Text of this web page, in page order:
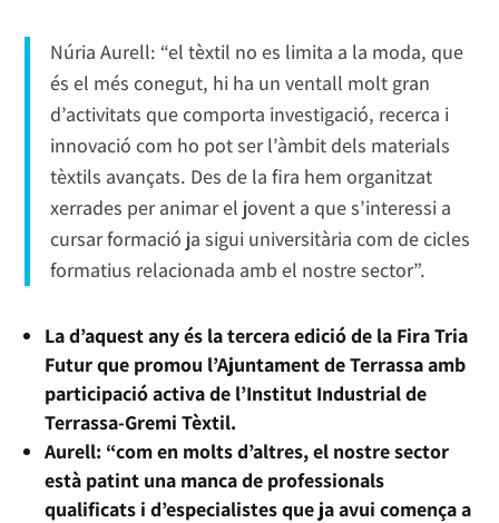
Núria Aurell: “el tèxtil no es limita a la moda, que
és el més conegut, hi ha un ventall molt gran
d’activitats que comporta investigació, recerca i
innovació com ho pot ser l’àmbit dels materials
tèxtils avançats. Des de la fira hem organitzat
xerrades per animar el jovent a que s’interessi a
cursar formació ja sigui universitària com de cicles
formatius relacionada amb el nostre sector”.
La d’aquest any és la tercera edició de la Fira Tria
Futur que promou l’Ajuntament de Terrassa amb
participació activa de l’Institut Industrial de
Terrassa-Gremi Tèxtil.
Aurell: “com en molts d’altres, el nostre sector
està patint una manca de professionals
qualificats i d’especialistes que ja avui comença a